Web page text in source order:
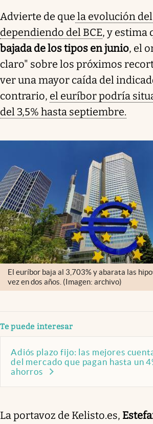
Advierte de que la evolución
dependiendo del BCE, y estima
bajada de los tipos en junio, el
claro" sobre los próximos
ver una mayor caída del
contrario, el euríbor podría
del 3,5% hasta septiembre.
El euríbor baja al 3,703% y abarata las
vez en dos años. (Imagen: archivo)
Te puede interesar
Adiós plazo fijo: las mejores
del mercado que pagan hasta un
ahorros
La portavoz de Kelisto.es,